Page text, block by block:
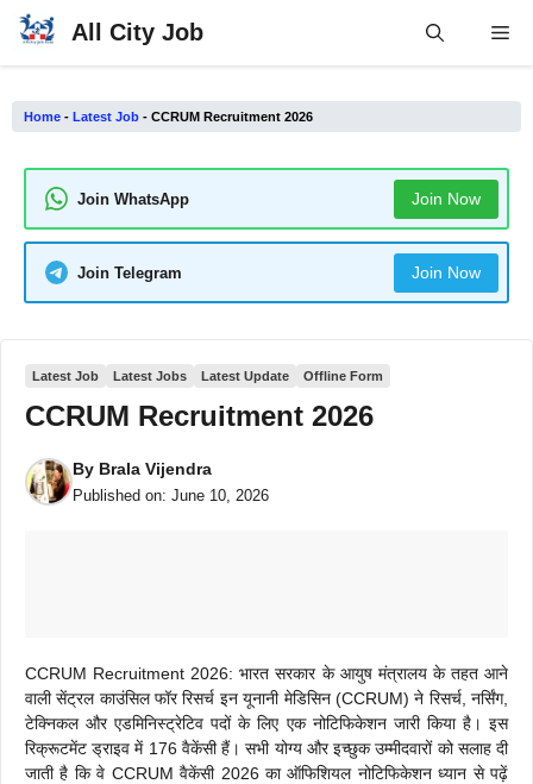
Skip
All City Job
Home - Latest Job - CCRUM Recruitment 2026
Join WhatsApp Join Now
Join Telegram Join Now
Latest Job Latest Jobs Latest Update Offline Form
CCRUM Recruitment 2026
By Brala Vijendra
Published on: June 10, 2026
CCRUM Recruitment 2026: भारत सरकार के आयुष मंत्रालय के तहत आने
वाली सेंट्रल काउंसिल फॉर रिसर्च इन यूनानी मेडिसिन (CCRUM) ने रिसर्च, नर्सिंग,
टेक्निकल और एडमिनिस्ट्रेटिव पदों के लिए एक नोटिफिकेशन जारी किया है। इस
रिक्रूटमेंट ड्राइव में 176 वैकेंसी हैं। सभी योग्य और इच्छुक उम्मीदवारों को सलाह दी
जाती है कि वे CCRUM वैकेंसी 2026 का ऑफिशियल नोटिफिकेशन ध्यान से पढ़ें